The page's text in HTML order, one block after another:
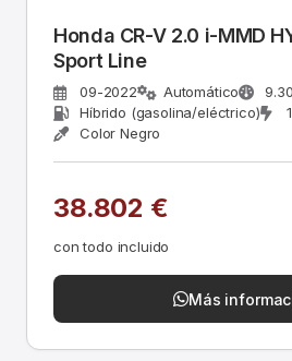
Honda CR-V 2.0 i-MMD
Sport Line
09-2022 Automático
Híbrido (gasolina/eléctrico)
Color Negro
38.802 €
con todo incluido
Más